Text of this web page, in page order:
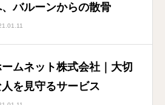
バルーンからの散骨
ムネット株式会社｜大切
を見守るサービス